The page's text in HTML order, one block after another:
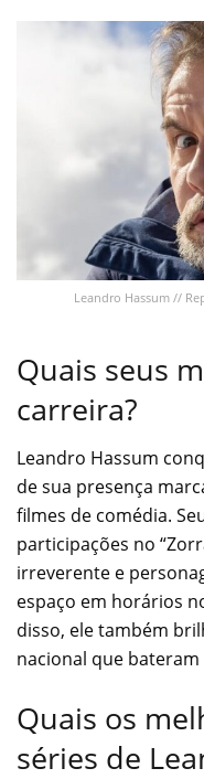
Leandro Hassum //
Quais seus
carreira?
Leandro Hassum
de sua presença
filmes de comédia.
participações no
irreverente e
espaço em horários
disso, ele também
nacional que
Quais os
séries de